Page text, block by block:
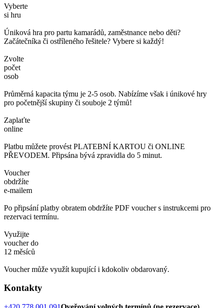
Vyberte
si hru
Úniková hra pro partu kamarádů, zaměstnance nebo děti?
Začátečníka či ostříleného řešitele? Vybere si každý!
Zvolte
počet
osob
Průměrná kapacita týmu je 2-5 osob. Nabízíme však i únikové hry
pro početnější skupiny či souboje 2 týmů!
Zaplaťte
online
Platbu můžete provést PLATEBNÍ KARTOU či ONLINE
PŘEVODEM. Připsána bývá zpravidla do 5 minut.
Voucher
obdržíte
e-mailem
Po připsání platby obratem obdržíte PDF voucher s instrukcemi pro
rezervaci termínu.
Využijte
voucher do
12 měsíců
Voucher může využít kupující i kdokoliv obdarovaný.
Kontakty